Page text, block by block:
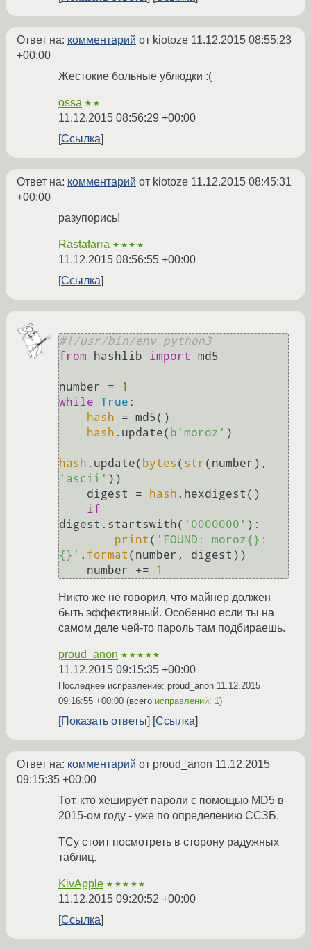
Ответ на: комментарий от kiotoze 11.12.2015 08:55:23
+00:00
Жестокие больные ублюдки :(
ossa ★★
11.12.2015 08:56:29 +00:00
Ссылка
Ответ на: комментарий от kiotoze 11.12.2015 08:45:31
+00:00
разупорись!
Rastafarra ★★★★
11.12.2015 08:56:55 +00:00
Ссылка
#!/usr/bin/env python3
from hashlib import md5
number =
1
while True :
hash = md5()
hash .update( b'moroz' )
hash .update( bytes ( str
'ascii' ))
    digest =
hash .hexdigest()
if
digest.startswith( '0000000' ):
print ( 'FOUND: moroz{}:
{}' . format (number, digest))
    number +=
1
Никто же не говорил, что майнер должен
быть эффективный. Особенно если ты на
самом деле чей-то пароль там подбираешь.
proud_anon ★★★★★
11.12.2015 09:15:35 +00:00
Последнее исправление: proud_anon 11.12.2015
09:16:55 +00:00 (всего исправлений: 1)
Показать ответы Ссылка
Ответ на: комментарий от proud_anon 11.12.2015
09:15:35 +00:00
Тот, кто хеширует пароли с помощью MD5 в
2015-ом году - уже по определению ССЗБ.
ТСу стоит посмотреть в сторону радужных
таблиц.
KivApple ★★★★★
11.12.2015 09:20:52 +00:00
Ссылка